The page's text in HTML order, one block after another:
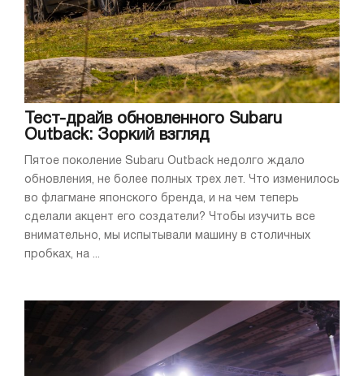
Тест-драйв обновленного Subaru
Outback: Зоркий взгляд
Пятое поколение Subaru Outback недолго ждало
обновления, не более полных трех лет. Что изменилось
во флагмане японского бренда, и на чем теперь
сделали акцент его создатели? Чтобы изучить все
внимательно, мы испытывали машину в столичных
пробках, на ...